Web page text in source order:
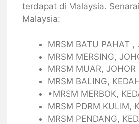
terdapat di Malaysia.
Malaysia:
MRSM BATU PAHAT ,
MRSM MERSING,
MRSM MUAR, JOHOR
MRSM BALING, KEDAH
•MRSM MERBOK,
MRSM PDRM KULIM,
MRSM PENDANG,